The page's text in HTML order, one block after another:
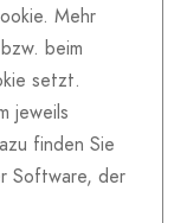
Mehr
beim
setzt.
jeweils
finden Sie
Software, der